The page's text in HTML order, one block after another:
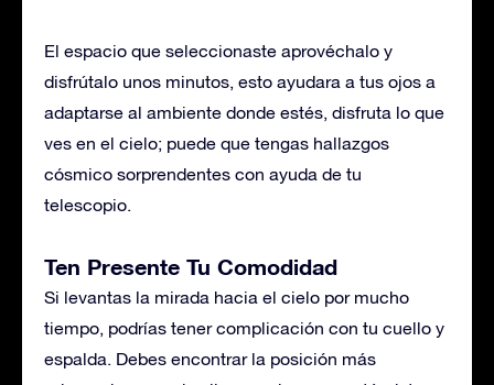
El espacio que seleccionaste aprovéchalo y
disfrútalo unos minutos, esto ayudara a tus ojos a
adaptarse al ambiente donde estés, disfruta lo que
ves en el cielo; puede que tengas hallazgos
cósmico sorprendentes con ayuda de tu
telescopio.
Ten Presente Tu Comodidad
Si levantas la mirada hacia el cielo por mucho
tiempo, podrías tener complicación con tu cuello y
espalda. Debes encontrar la posición más